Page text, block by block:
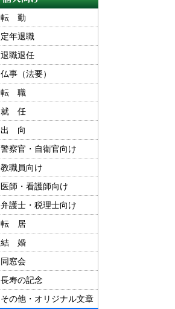
転 勤
定年退職
退職退任
仏事（法要）
転 職
就 任
出 向
警察官・自衛官向け
教職員向け
医師・看護師向け
弁護士・税理士向け
転 居
結 婚
同窓会
長寿の記念
その他・オリジナル文章